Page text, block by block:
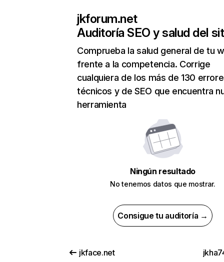
jkforum.net
Auditoría SEO y salud del
Comprueba la salud general de tu
frente a la competencia. Corrige
cualquiera de los más de 130
técnicos y de SEO que encuentra
herramienta
Ningún resultado
No tenemos datos que mostrar.
Consigue tu auditoría →
jkface.net